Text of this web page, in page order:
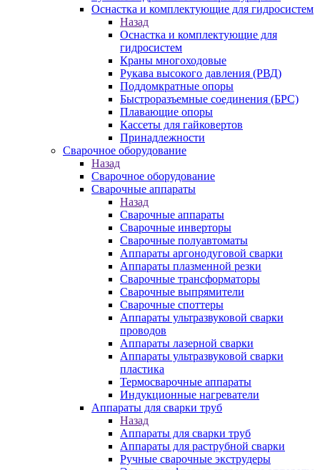
Оснастка и комплектующие для гидросистем
Назад
Оснастка и комплектующие для
гидросистем
Краны многоходовые
Рукава высокого давления (РВД)
Поддомкратные опоры
Быстроразъемные соединения (БРС)
Плавающие опоры
Кассеты для гайковертов
Принадлежности
Сварочное оборудование
Назад
Сварочное оборудование
Сварочные аппараты
Назад
Сварочные аппараты
Сварочные инверторы
Сварочные полуавтоматы
Аппараты аргонодуговой сварки
Аппараты плазменной резки
Сварочные трансформаторы
Сварочные выпрямители
Сварочные споттеры
Аппараты ультразвуковой сварки
проводов
Аппараты лазерной сварки
Аппараты ультразвуковой сварки
пластика
Термосварочные аппараты
Индукционные нагреватели
Аппараты для сварки труб
Назад
Аппараты для сварки труб
Аппараты для раструбной сварки
Ручные сварочные экструдеры